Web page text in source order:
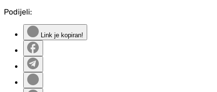
Podijeli:
Link je kopiran!